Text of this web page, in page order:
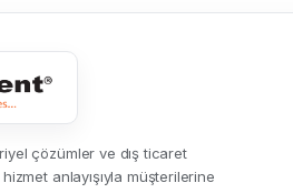
çözümler ve dış ticaret
anlayışıyla müşterilerine